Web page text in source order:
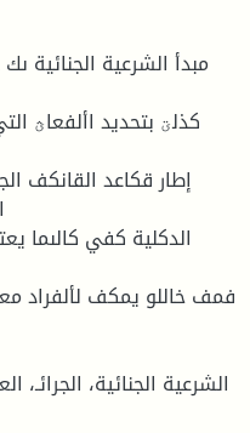
مبدأ الشرعية الجنائية
كذلؾ بتحديد األفعاؿ
إطار قكاعد القانكف
الدكلية كفي كالىما
فمف خاللو يمكف لألفراد
الشرعية الجنائية،